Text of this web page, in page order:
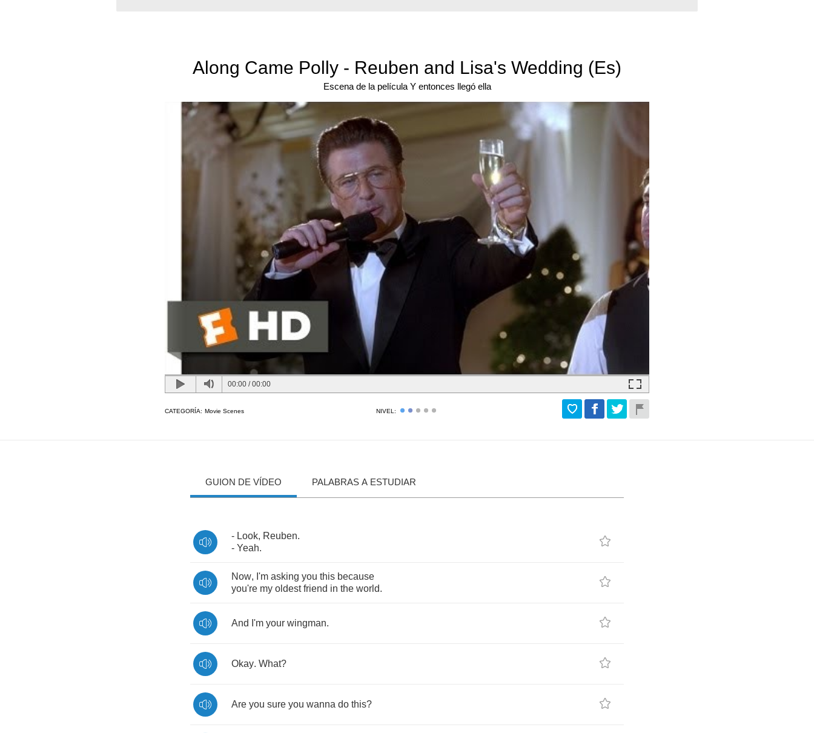
Along Came Polly - Reuben and Lisa's Wedding (Es)
Escena de la película Y entonces llegó ella
00:00 /00:00
CATEGORÍA: Movie Scenes NIVEL:
GUION DE VÍDEO PALABRAS A ESTUDIAR
- Look, Reuben.
- Yeah.
Now, I'm asking you this because
you're my oldest friend in the world.
And I'm your wingman.
Okay. What?
Are you sure you wanna do this?